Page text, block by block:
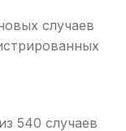
случаев
540 случаев